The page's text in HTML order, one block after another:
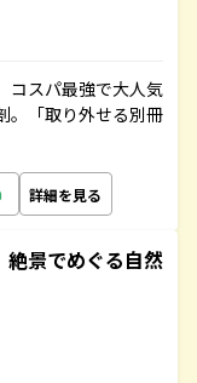
スパ最強で大人気
。「取り外せる別冊
詳細を見る
景でめぐる自然